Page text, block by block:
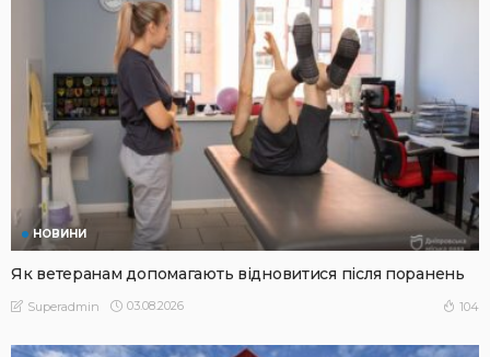
НОВИНИ
Як ветеранам допомагають відновитися після поранень
Superadmin 03.08.2026 104